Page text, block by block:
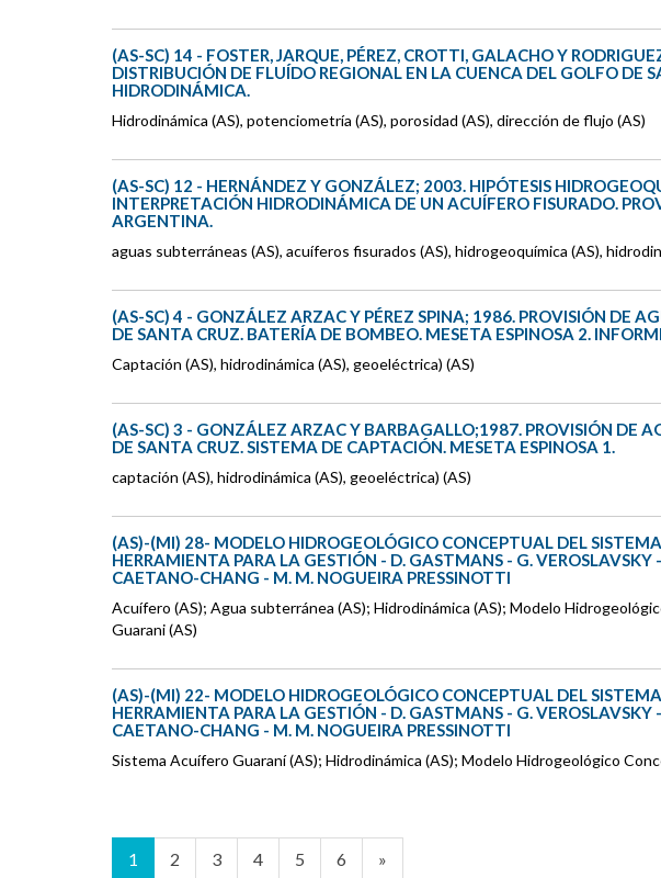
(AS-SC) 14 - FOSTER, JARQUE, PÉREZ, CROTTI, GALACHO Y
DISTRIBUCIÓN DE FLUÍDO REGIONAL EN LA CUENCA DEL GOLFO DE
HIDRODINÁMICA.
Hidrodinámica (AS), potenciometría (AS), porosidad (AS), dirección de flujo (AS)
(AS-SC) 12 - HERNÁNDEZ Y GONZÁLEZ; 2003. HIPÓTESIS
INTERPRETACIÓN HIDRODINÁMICA DE UN ACUÍFERO FISURADO.
ARGENTINA.
aguas subterráneas (AS), acuíferos fisurados (AS), hidrogeoquímica (AS),
(AS-SC) 4 - GONZÁLEZ ARZAC Y PÉREZ SPINA; 1986. PROVISIÓN DE
DE SANTA CRUZ. BATERÍA DE BOMBEO. MESETA ESPINOSA 2.
Captación (AS), hidrodinámica (AS), geoeléctrica) (AS)
(AS-SC) 3 - GONZÁLEZ ARZAC Y BARBAGALLO;1987. PROVISIÓN DE
DE SANTA CRUZ. SISTEMA DE CAPTACIÓN. MESETA ESPINOSA 1.
captación (AS), hidrodinámica (AS), geoeléctrica) (AS)
(AS)-(MI) 28- MODELO HIDROGEOLÓGICO CONCEPTUAL DEL
HERRAMIENTA PARA LA GESTIÓN - D. GASTMANS - G. VEROSLAVSKY
CAETANO-CHANG - M. M. NOGUEIRA PRESSINOTTI
Acuífero (AS); Agua subterránea (AS); Hidrodinámica (AS); Modelo
Guarani (AS)
(AS)-(MI) 22- MODELO HIDROGEOLÓGICO CONCEPTUAL DEL
HERRAMIENTA PARA LA GESTIÓN - D. GASTMANS - G. VEROSLAVSKY
CAETANO-CHANG - M. M. NOGUEIRA PRESSINOTTI
Sistema Acuífero Guaraní (AS); Hidrodinámica (AS); Modelo Hidrogeológico
1 2 3 4 5 6 »